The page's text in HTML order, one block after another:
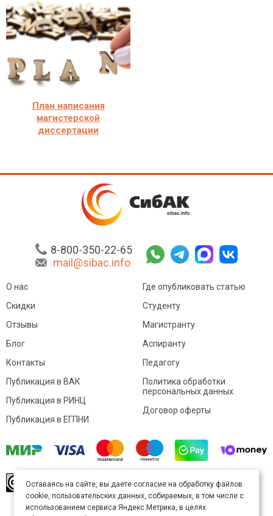
План написания
магистерской
диссертации
8-800-350-22-65
mail@sibac.info
О нас
Скидки
Отзывы
Блог
Контакты
Где опубликовать статью
Студенту
Магистранту
Аспиранту
Педагогу
Публикация в ВАК
Публикация в РИНЦ
Публикация в ЕГПНИ
Политика обработки
персональных данных
Договор оферты
произведение доступно полицензии Creative
Commons «Attribution» («Атрибуция») 4.0
Непортированная.
Оставаясь на сайте, вы даете согласие на обработку файлов
cookie, пользовательских данных, собираемых, в том числе с
использованием сервиса Яндекс.Метрика, в целях